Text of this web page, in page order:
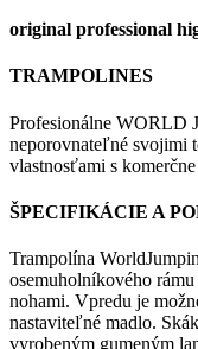
original professional
TRAMPOLINES
Profesionálne
neporovnateľné svojimi
vlastnosťami s
ŠPECIFIKÁCIE A
Trampolína
osemuholníkového
nohami. Vpredu je
nastaviteľné madlo.
vyrobeným gumeným